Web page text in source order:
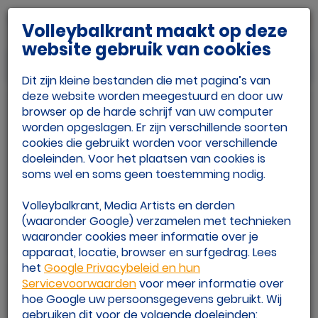
BetCity Eredivisie
BetCity Eredivisie
Volleybalkrant maakt op deze
website gebruik van cookies
Dit zijn kleine bestanden die met pagina’s van
deze website worden meegestuurd en door uw
browser op de harde schrijf van uw computer
worden opgeslagen. Er zijn verschillende soorten
cookies die gebruikt worden voor verschillende
doeleinden. Voor het plaatsen van cookies is
soms wel en soms geen toestemming nodig.
Volleybalkrant, Media Artists en derden
(waaronder Google) verzamelen met technieken
waaronder cookies meer informatie over je
apparaat, locatie, browser en surfgedrag. Lees
het Google Privacybeleid en hun
Servicevoorwaardenvoor meer informatie over
hoe Google uw persoonsgegevens gebruikt. Wij